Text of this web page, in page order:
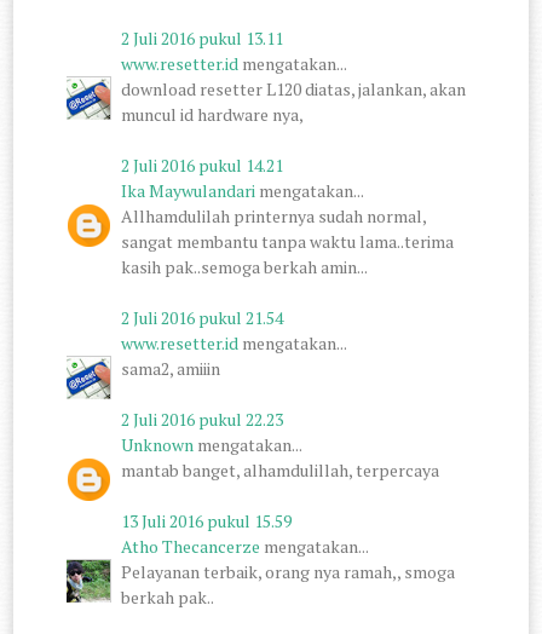
2 Juli 2016 pukul 13.11
www.resetter.id mengatakan...
download resetter L120 diatas, jalankan, akan
muncul id hardware nya,
2 Juli 2016 pukul 14.21
Ika Maywulandari mengatakan...
Allhamdulilah printernya sudah normal,
sangat membantu tanpa waktu lama..terima
kasih pak..semoga berkah amin...
2 Juli 2016 pukul 21.54
www.resetter.id mengatakan...
sama2, amiiin
2 Juli 2016 pukul 22.23
Unknown mengatakan...
mantab banget, alhamdulillah, terpercaya
13 Juli 2016 pukul 15.59
Atho Thecancerze mengatakan...
Pelayanan terbaik, orang nya ramah,, smoga
berkah pak..